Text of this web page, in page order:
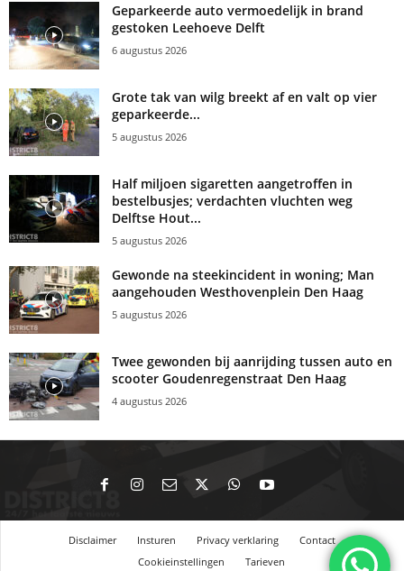
Geparkeerde auto vermoedelijk in brand
gestoken Leehoeve Delft
6 augustus 2026
Grote tak van wilg breekt af en valt op vier
geparkeerde...
5 augustus 2026
Half miljoen sigaretten aangetroffen in
bestelbusjes; verdachten vluchten weg
Delftse Hout...
5 augustus 2026
Gewonde na steekincident in woning; Man
aangehouden Westhovenplein Den Haag
5 augustus 2026
Twee gewonden bij aanrijding tussen auto en
scooter Goudenregenstraat Den Haag
4 augustus 2026
Disclaimer Insturen Privacy verklaring
Contact
Cookieinstellingen
Tarieven